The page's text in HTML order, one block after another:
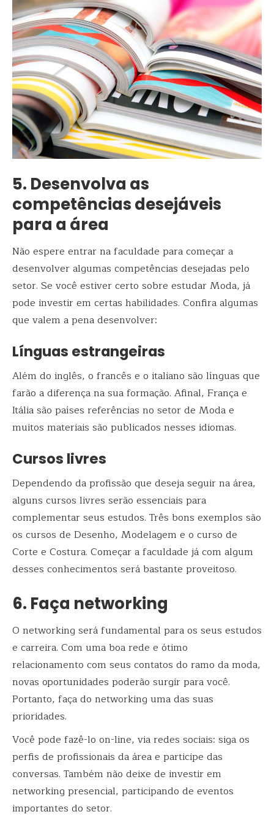
5. Desenvolva as
competências desejáveis
para a área
Não espere entrar na faculdade para começar a
desenvolver algumas competências desejadas pelo
setor. Se você estiver certo sobre estudar Moda, já
pode investir em certas habilidades. Confira algumas
que valem a pena desenvolver:
Línguas estrangeiras
Além do inglês, o francês e o italiano são línguas que
farão a diferença na sua formação. Afinal, França e
Itália são países referências no setor de Moda e
muitos materiais são publicados nesses idiomas.
Cursos livres
Dependendo da profissão que deseja seguir na área,
alguns cursos livres serão essenciais para
complementar seus estudos. Três bons exemplos são
os cursos de Desenho, Modelagem e o curso de
Corte e Costura. Começar a faculdade já com algum
desses conhecimentos será bastante proveitoso.
6. Faça networking
O networking será fundamental para os seus estudos
e carreira. Com uma boa rede e ótimo
relacionamento com seus contatos do ramo da moda,
novas oportunidades poderão surgir para você.
Portanto, faça do networking uma das suas
prioridades.
Você pode fazê-lo on-line, via redes sociais: siga os
perfis de profissionais da área e participe das
conversas. Também não deixe de investir em
networking presencial, participando de eventos
importantes do setor.